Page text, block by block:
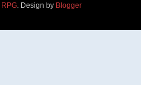
. Design by Blogger